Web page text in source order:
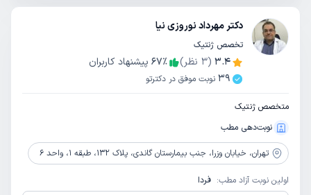
دکتر مهرداد نوروزی نیا
تخصص ژنتیک
3.4
(
3 نظر) 67٪
پیشنهاد کاربران
39 نوبت موفق در دکترتو
متخصص ژنتیک
نوبت‌دهی مطب
تهران، خیابان وزرا، جنب بیمارستان گاندی، پلاک 132، طبقه 1، واحد 6
اولین نوبت آزاد مطب: فردا